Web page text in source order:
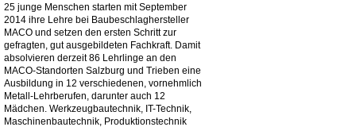
25 junge Menschen starten mit September
2014 ihre Lehre bei Baubeschlaghersteller
MACO und setzen den ersten Schritt zur
gefragten, gut ausgebildeten Fachkraft. Damit
absolvieren derzeit 86 Lehrlinge an den
MACO-Standorten Salzburg und Trieben eine
Ausbildung in 12 verschiedenen, vornehmlich
Metall-Lehrberufen, darunter auch 12
Mädchen. Werkzeugbautechnik, IT-Technik,
Maschinenbautechnik, Produktionstechnik